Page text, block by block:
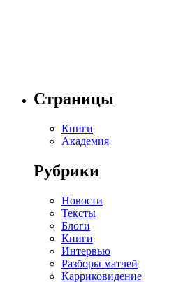
Страницы
Книги
Академия
Рубрики
Новости
Тексты
Блоги
Книги
Интервью
Разборы матчей
Карриковидение